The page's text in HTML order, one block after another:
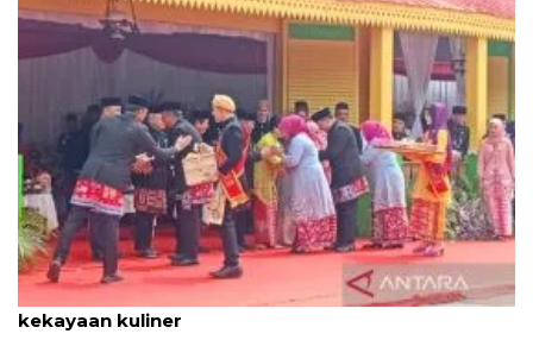
Tradisi hantaran Lebaran Betawi simbol bakti dan
kekayaan kuliner